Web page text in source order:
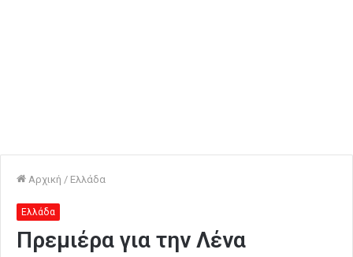
Αρχική / Ελλάδα
Ελλάδα
Πρεμιέρα για την Λένα